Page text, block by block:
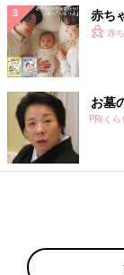
赤ち
赤
お墓
PR(く